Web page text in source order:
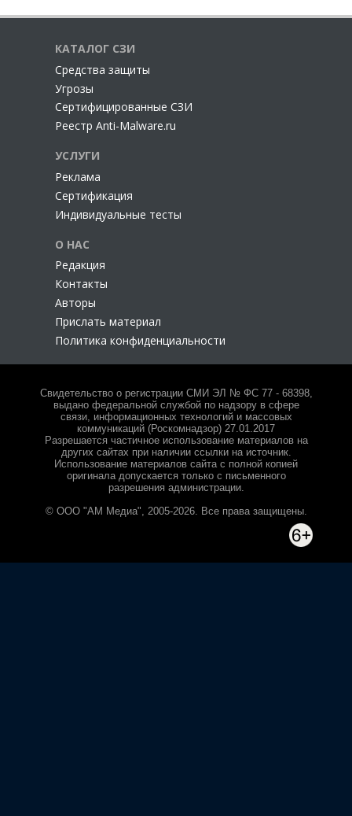
КАТАЛОГ СЗИ
Cредства защиты
Угрозы
Сертифицированные СЗИ
Реестр Anti-Malware.ru
УСЛУГИ
Реклама
Сертификация
Индивидуальные тесты
О НАС
Редакция
Контакты
Авторы
Прислать материал
Политика конфиденциальности
Свидетельство о регистрации СМИ ЭЛ № ФС 77 - 68398,
выдано федеральной службой по надзору в сфере
связи, информационных технологий и массовых
коммуникаций (Роскомнадзор) 27.01.2017
Разрешается частичное использование материалов на
других сайтах при наличии ссылки на источник.
Использование материалов сайта с полной копией
оригинала допускается только с письменного
разрешения администрации.
© ООО "АМ Медиа", 2005-2026. Все права защищены.